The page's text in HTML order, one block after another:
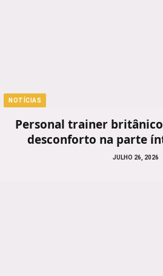
NOTÍCIAS
Personal trainer
desconforto na parte
JULHO 26, 2026